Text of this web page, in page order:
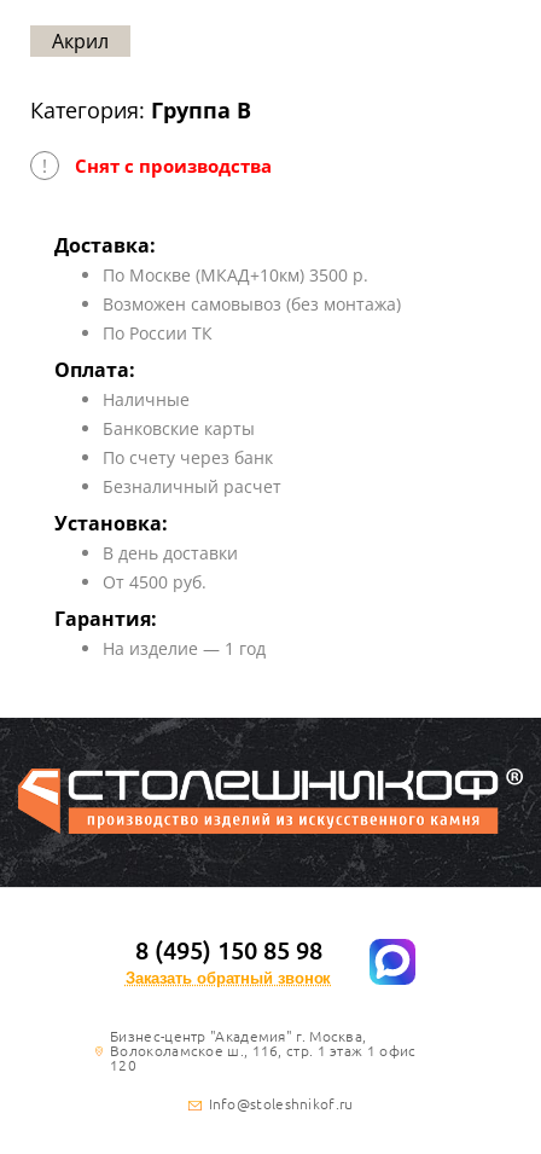
Карта
Акрил
Категория: Группа B
! Снят с производства
Доставка:
По Москве (МКАД+10км) 3500 р.
Возможен самовывоз (без монтажа)
По России ТК
Оплата:
Наличные
Банковские карты
По счету через банк
Безналичный расчет
Установка:
В день доставки
От 4500 руб.
Гарантия:
На изделие — 1 год
8 (495) 150 85 98
Заказать обратный звонок
Бизнес-центр "Академия" г. Москва,
Волоколамское ш., 116, стр. 1 этаж 1 офис
120
Info@stoleshnikof.ru